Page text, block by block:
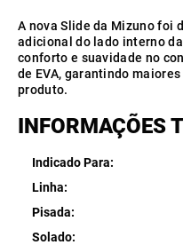
A nova Slide da Mizuno foi
adicional do lado interno
conforto e suavidade no
de EVA, garantindo
produto.
INFORMAÇÕES
Indicado Para
Linha
Pisada
Solado